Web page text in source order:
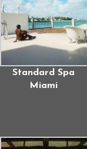
Standard Spa
Miami